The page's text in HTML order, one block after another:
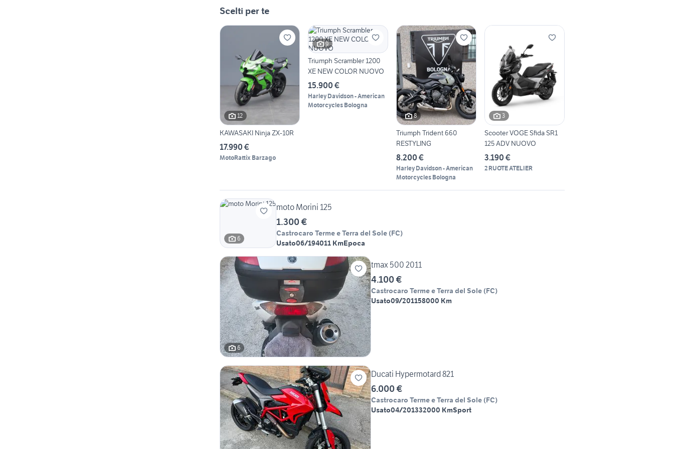
Scelti per te
12
KAWASAKI Ninja ZX-10R
17.990 €
MotoRattix Barzago
9
Triumph Scrambler 1200
XE NEW COLOR NUOVO
15.900 €
Harley Davidson - American
Motorcycles Bologna
8
Triumph Trident 660
RESTYLING
8.200 €
Harley Davidson - American
Motorcycles Bologna
3
Scooter VOGE Sfida SR1
125 ADV NUOVO
3.190 €
2 RUOTE ATELIER
6
moto Morini 125
1.300 €
Castrocaro Terme e Terra del Sole (FC)
Usato06/194011 KmEpoca
6
tmax 500 2011
4.100 €
Castrocaro Terme e Terra del Sole (FC)
Usato09/201158000 Km
Ducati Hypermotard 821
6.000 €
Castrocaro Terme e Terra del Sole (FC)
Usato04/201332000 KmSport